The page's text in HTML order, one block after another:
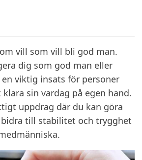
vill som vill bli god man.
dig som god man eller
viktig insats för personer
sin vardag på egen hand.
uppdrag där du kan göra
till stabilitet och trygghet